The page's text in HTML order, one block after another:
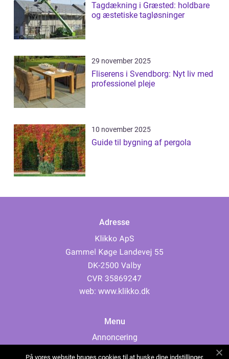
Tagdækning i Græsted: holdbare
og æstetiske tagløsninger
29 november 2025
Fliserens i Svendborg: Nyt liv med
professionel pleje
10 november 2025
Guide til bygning af pergola
Adresse
web: www.klikko.dk
Menu
Annoncering
På vores website bruges cookies til at huske dine indstillinger,